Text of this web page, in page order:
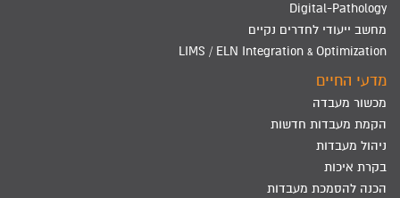
Digital-Pathology
מחשב ייעודי לחדרים נקיים
LIMS / ELN Integration & Optimization
מדעי החיים
מכשור מעבדה
הקמת מעבדות חדשות
ניהול מעבדות
בקרת איכות
הכנה להסמכת מעבדות